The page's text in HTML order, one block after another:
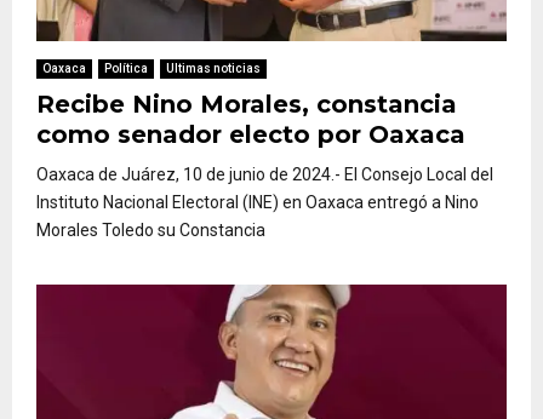
Oaxaca Política Ultimas noticias
Recibe Nino Morales, constancia
como senador electo por Oaxaca
Oaxaca de Juárez, 10 de junio de 2024.- El Consejo Local del
Instituto Nacional Electoral (INE) en Oaxaca entregó a Nino
Morales Toledo su Constancia